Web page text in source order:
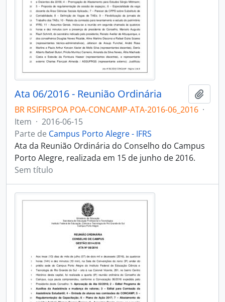
Ata 06/2016 - Reunião Ordinária
BR RSIFRSPOA POA-CONCAMP-ATA-2016-06_2016 ·
Item · 2016-06-15
Parte de Campus Porto Alegre - IFRS
Ata da Reunião Ordinária do Conselho do Campus
Porto Alegre, realizada em 15 de junho de 2016.
Sem título